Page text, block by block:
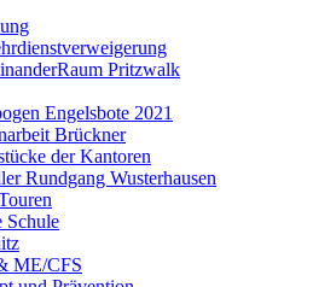
Pritzwalk
Engelsbote 2021
Brückner
der Kantoren
Rundgang Wusterhausen
Schule
ME/CFS